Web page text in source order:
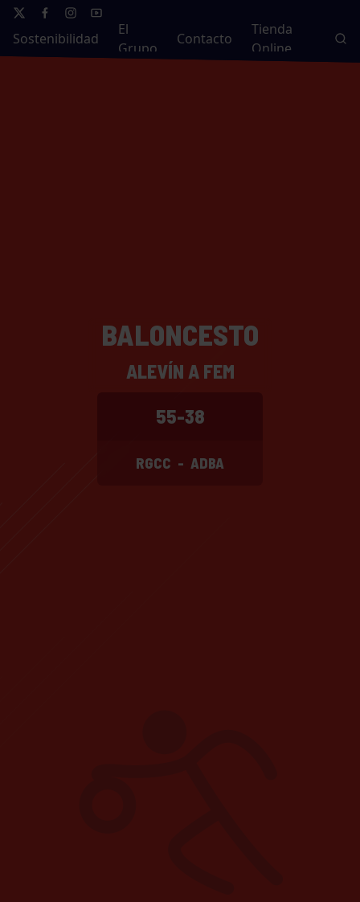
Sostenibilidad
El
Grupo
Contacto
Tienda
Online
BALONCESTO
ALEVÍN A FEM
55-38
RGCC - ADBA